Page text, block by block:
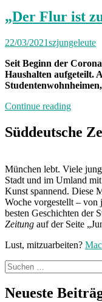
„Der Flur ist
22/03/2021szjungeleute
Seit Beginn der
Haushalten aufgeteilt.
Continue reading„„Der
ist
zu
Süddeutsche
München lebt. Viele
Stadt und im Umland
Kunst spannend. Diese
Woche vorgestellt – von
besten Geschichten der
Zeitung auf der Seite
Lust, mitzuarbeiten?
Suchen
nach:
Neueste